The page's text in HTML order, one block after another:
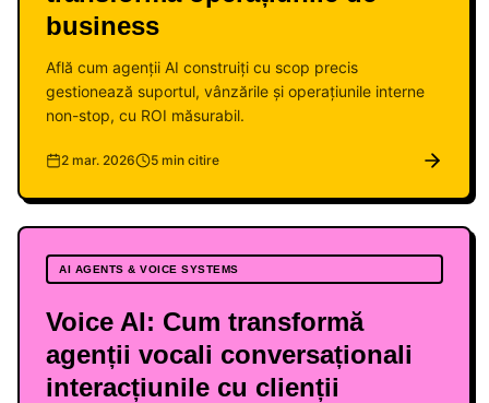
business
Află cum agenții AI construiți cu scop precis
gestionează suportul, vânzările și operațiunile interne
non-stop, cu ROI măsurabil.
2 mar. 2026 5 min citire
AI AGENTS & VOICE SYSTEMS
Voice AI: Cum transformă
agenții vocali conversaționali
interacțiunile cu clienții